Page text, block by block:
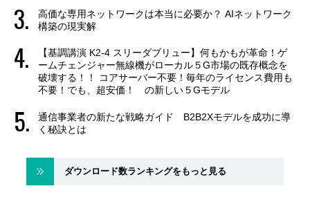
高価な専用ネットワークは本当に必要か？ AIネットワーク
構築の現実解
【基調講演 K2-4 スリーダブリュー】何もかもが革命！ゲ
ームチェンジャー無線機がローカル５G市場の既存概念を
破壊する！！ コアサーバー不要！毎年のライセンス費用も
不要！でも、超安価！ の新しい５Gモデル
通信事業者の新たな戦略ガイド B2B2Xモデルを成功に導
く秘訣とは
ダウンロード数ランキングをもっと見る